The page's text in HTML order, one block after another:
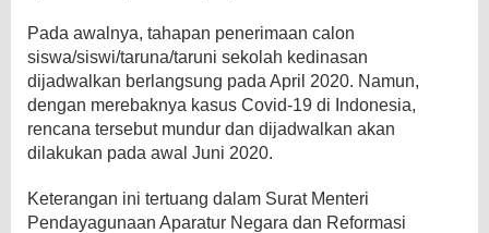
Pada awalnya, tahapan penerimaan calon
siswa/siswi/taruna/taruni sekolah kedinasan
dijadwalkan berlangsung pada April 2020. Namun,
dengan merebaknya kasus Covid-19 di Indonesia,
rencana tersebut mundur dan dijadwalkan akan
dilakukan pada awal Juni 2020.
Keterangan ini tertuang dalam Surat Menteri
Pendayagunaan Aparatur Negara dan Reformasi